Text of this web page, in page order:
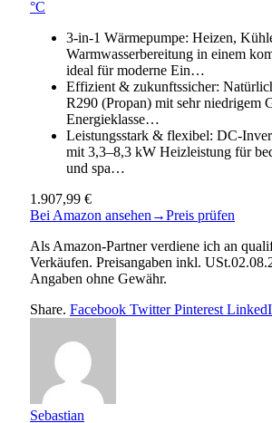
°C
3-in-1 Wärmepumpe: Heizen,
Warmwasserbereitung in einem
ideal für moderne Ein…
Effizient & zukunftssicher:
R290 (Propan) mit sehr niedrigem
Energieklasse…
Leistungsstark & flexibel: DC-
mit 3,3–8,3 kW Heizleistung für
und spa…
1.907,99 €
Bei Amazon ansehen→Preis prüfen
Als Amazon-Partner verdiene ich an
Verkäufen. Preisangaben inkl.
Angaben ohne Gewähr.
Share. Facebook Twitter Pinterest
Sebastian